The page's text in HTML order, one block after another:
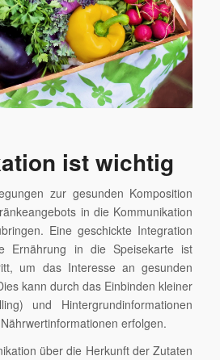
ist wichtig
zur gesunden Komposition
in die Kommunikation
Eine geschickte Integration
Ernährung in die Speisekarte ist
um das Interesse an gesunden
kann durch das Einbinden kleiner
und Hintergrundinformationen
erfolgen.
über die Herkunft der Zutaten